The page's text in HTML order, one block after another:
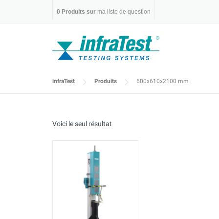
0 Produits sur ma liste de question
infraTest Produits 600x610x2100 mm
Voici le seul résultat